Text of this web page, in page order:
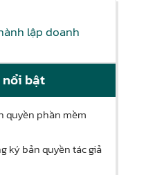
lập doanh
nổi bật
quyền phần mềm
ký bản quyền tác giả